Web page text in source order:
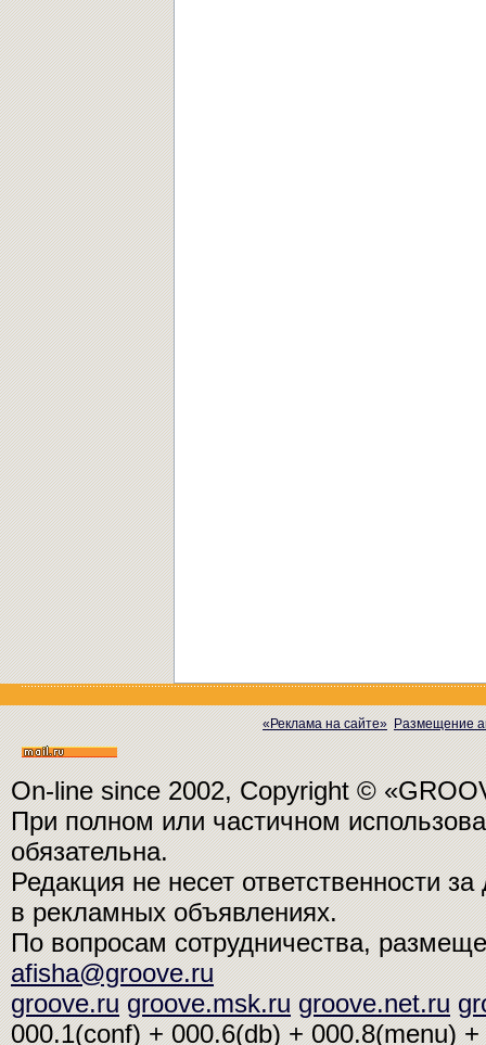
«Реклама на сайте» Размещение
On-line since 2002, Copyright ©
При полном или частичном
обязательна.
Редакция не несет ответственности
в рекламных объявлениях.
По вопросам сотрудничества,
afisha@groove.ru
groove.ru groove.msk.ru groove.net.ru
000.1(conf) + 000.6(db) + 000.8(menu)